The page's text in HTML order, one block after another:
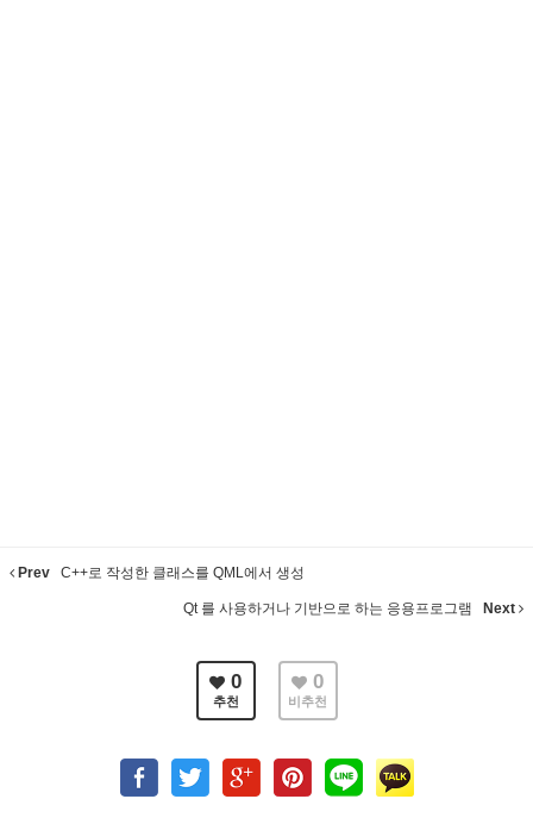
Prev C++로 작성한 클래스를 QML에서 생성
Qt 를 사용하거나 기반으로 하는 응용프로그램 Next
0
추천
0
비추천